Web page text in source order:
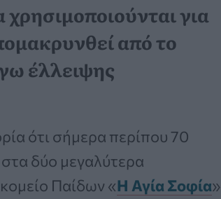
για
από το
έλλειψης
ότι σήμερα περίπου 70
στα δύο μεγαλύτερα
Παίδων «Η Αγία Σοφία»